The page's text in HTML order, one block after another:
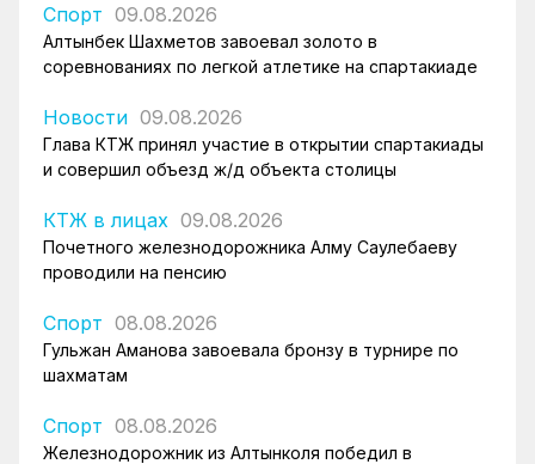
Спорт 09.08.2026
Алтынбек Шахметов завоевал золото в
соревнованиях по легкой атлетике на спартакиаде
Новости 09.08.2026
Глава КТЖ принял участие в открытии спартакиады
и совершил объезд ж/д объекта столицы
КТЖ в лицах 09.08.2026
Почетного железнодорожника Алму Саулебаеву
проводили на пенсию
Спорт 08.08.2026
Гульжан Аманова завоевала бронзу в турнире по
шахматам
Спорт 08.08.2026
Железнодорожник из Алтынколя победил в